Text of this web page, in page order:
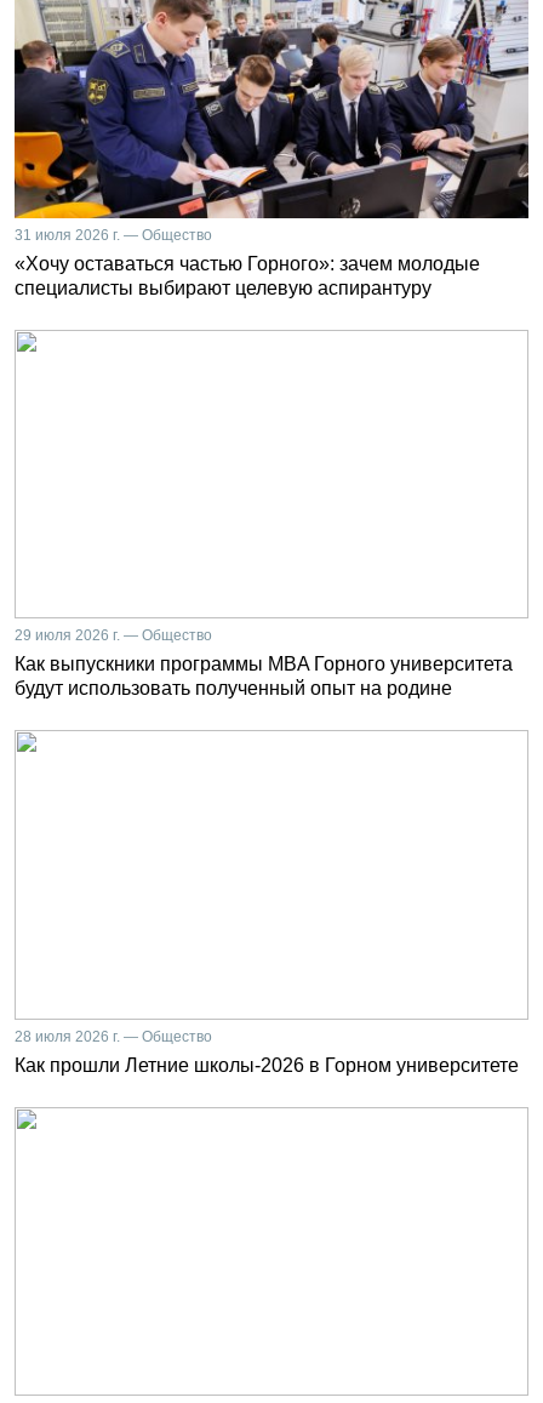
31 июля 2026 г. — Общество
«Хочу оставаться частью Горного»: зачем молодые
специалисты выбирают целевую аспирантуру
29 июля 2026 г. — Общество
Как выпускники программы MBA Горного университета
будут использовать полученный опыт на родине
28 июля 2026 г. — Общество
Как прошли Летние школы-2026 в Горном университете